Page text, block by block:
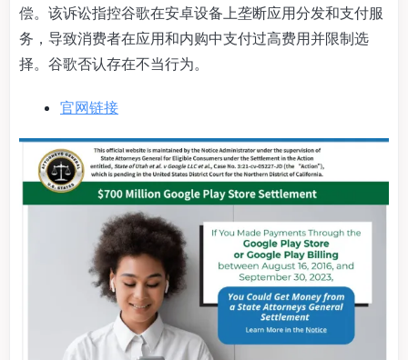
偿。该诉讼指控谷歌在安卓设备上垄断应用分发和支付服
务，导致消费者在应用和内购中支付过高费用并限制选
择。谷歌否认存在不当行为。
官网链接